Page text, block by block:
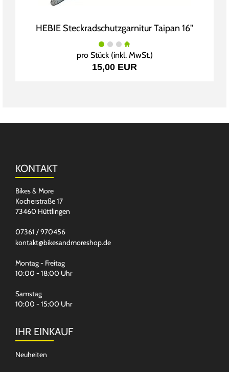
HEBIE Steckradschutzgarnitur Taipan 16"
pro Stück (inkl. MwSt.)
15,00 EUR
KONTAKT
Bikes & More
Kocherstraße 17
73460 Hüttlingen
07361 / 970456
kontakt@bikesandmoreshop.de
Montag - Freitag
10:00 - 18:00 Uhr
Samstag
10:00 - 15:00 Uhr
IHR EINKAUF
Neuheiten